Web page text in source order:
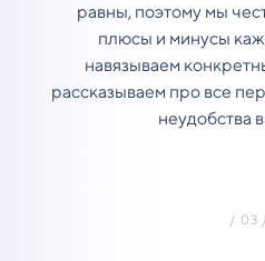
равны, поэтому мы
плюсы и минусы
навязываем
рассказываем про все
неудобства